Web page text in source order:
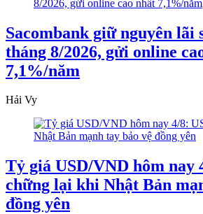
Sacombank giữ nguyên lãi
tháng 8/2026, gửi online
7,1%/năm
Hải Vy
Tỷ giá USD/VND hôm nay
chững lại khi Nhật Bản
đồng yên